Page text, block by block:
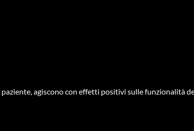
agiscono con effetti positivi sulle funzionalità